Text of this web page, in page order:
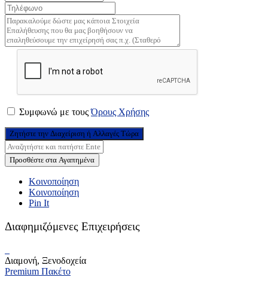
Συμφωνώ με τουςΌρους Χρήσης
Ζητήστε την Διαχείριση ή Αλλαγές Τώρα
Προσθέστε στα Αγαπημένα
Κοινοποίηση
Κοινοποίηση
Pin It
Διαφημιζόμενες Επιχειρήσεις
Διαμονή, Ξενοδοχεία
Premium Πακέτο